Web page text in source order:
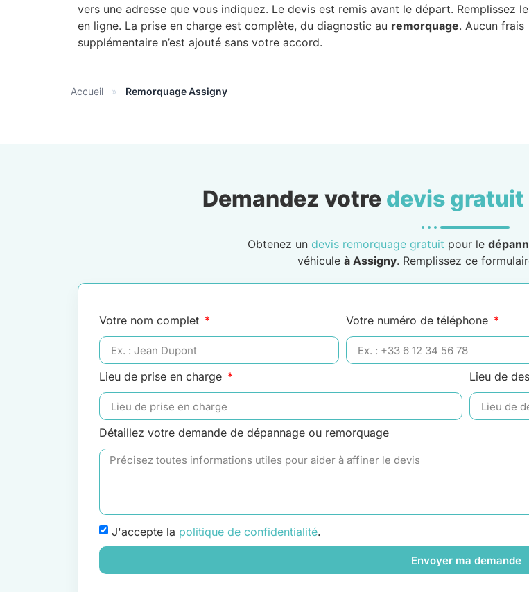
vers une adresse que vous indiquez. Le devis est remis avant le départ. Remplissez
en ligne. La prise en charge est complète, du diagnostic au remorquage. Aucun frais
supplémentaire n’est ajouté sans votre accord.
Accueil » Remorquage Assigny
Demandez votre devis gratuit
Obtenez un devis remorquage gratuit pour le
véhicule à Assigny. Remplissez ce
Votre nom complet Votre numéro de téléphone
Lieu de prise en charge Lieu de
Détaillez votre demande de dépannage ou remorquage
J'accepte la politique de confidentialité.
Envoyer ma demande